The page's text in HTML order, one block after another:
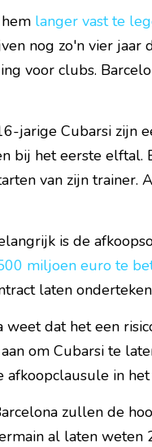
langer vast te
nog zo'n vier jaar
voor clubs.
jarige Cubarsi zijn
bij het eerste elftal.
van zijn trainer.
is de
miljoen euro te
laten
weet dat het een
om Cubarsi te
in
zullen de
al laten